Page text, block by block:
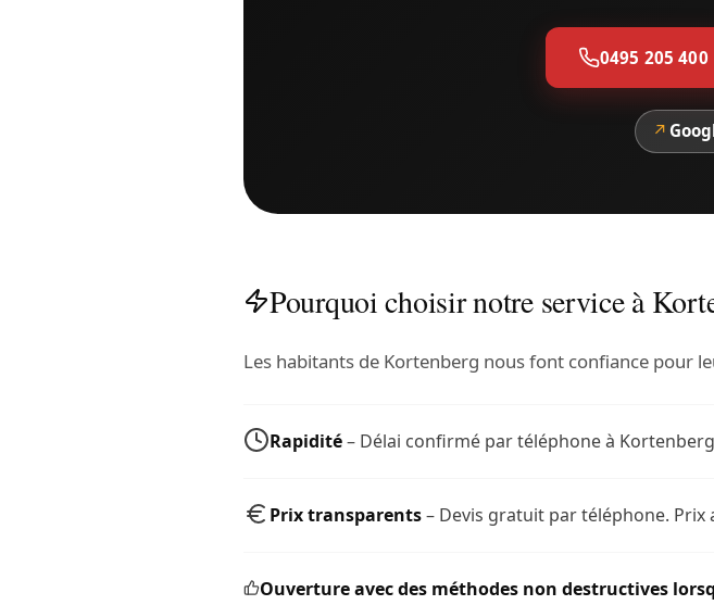
0495 205 400
↗
Pourquoi choisir notre service à
Les habitants de Kortenberg nous font confiance pour
Rapidité– Délai confirmé par téléphone à
Prix transparents– Devis gratuit par téléphone.
Ouverture avec des méthodes non destructives